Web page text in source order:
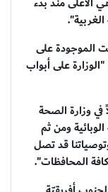
الموجودة على
مُؤكدةً أنّ "الوزارة على أبواب
في وزارة الصحة
ومن ثم
قد تصل
المحافظات".